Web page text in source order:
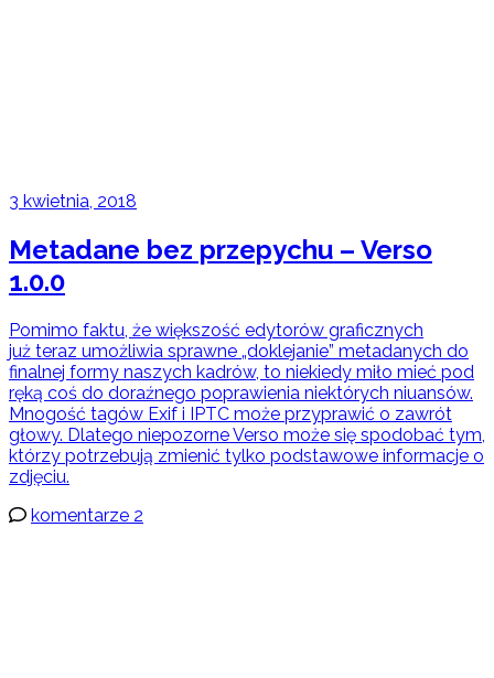
3 kwietnia, 2018
Metadane bez przepychu – Verso
1.0.0
Pomimo faktu, że większość edytorów graficznych
już teraz umożliwia sprawne „doklejanie” metadanych do
finalnej formy naszych kadrów, to niekiedy miło mieć pod
ręką coś do doraźnego poprawienia niektórych niuansów.
Mnogość tagów Exif i IPTC może przyprawić o zawrót
głowy. Dlatego niepozorne Verso może się spodobać tym,
którzy potrzebują zmienić tylko podstawowe informacje o
zdjęciu.
komentarze 2